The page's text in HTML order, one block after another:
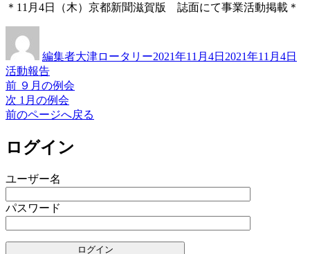
＊11月4日（木）京都新聞滋賀版 誌面にて事業活動掲載＊
者
編集者大津ロータリー日:
2021年11月4日 2021年11月4日ゴ
活動報告
投
稿
ビ
ゲ
ー
シ
ョ
前 前
の
投
９月の例会
次 次
の
稿:
1月の例会
前のページへ戻る
ログイン
ユーザー名
パスワード